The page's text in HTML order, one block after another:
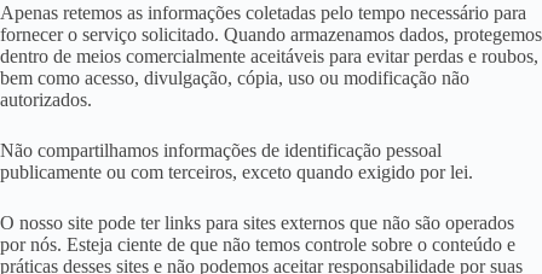
Apenas retemos as informações coletadas pelo tempo necessário para
fornecer o serviço solicitado. Quando armazenamos dados, protegemos
dentro de meios comercialmente aceitáveis ​​para evitar perdas e roubos,
bem como acesso, divulgação, cópia, uso ou modificação não
autorizados.
Não compartilhamos informações de identificação pessoal
publicamente ou com terceiros, exceto quando exigido por lei.
O nosso site pode ter links para sites externos que não são operados
por nós. Esteja ciente de que não temos controle sobre o conteúdo e
práticas desses sites e não podemos aceitar responsabilidade por suas